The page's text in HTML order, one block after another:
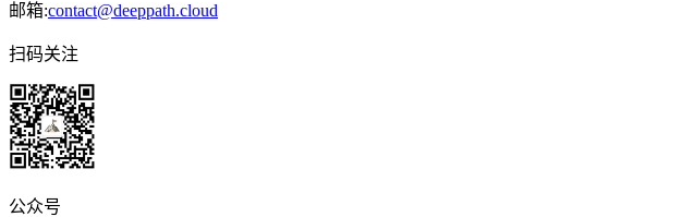
邮箱:contact@deeppath.cloud
扫码关注
公众号